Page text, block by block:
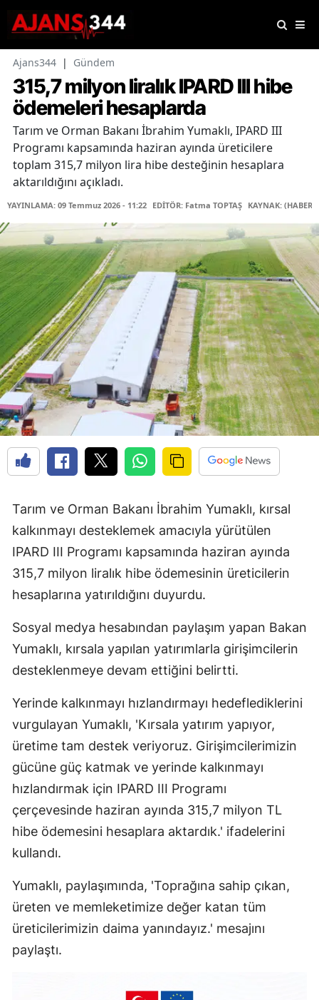
Ajans344 | Gündem
315,7 milyon liralık IPARD III hibe
ödemeleri hesaplarda
Tarım ve Orman Bakanı İbrahim Yumaklı, IPARD III
Programı kapsamında haziran ayında üreticilere
toplam 315,7 milyon lira hibe desteğinin hesaplara
aktarıldığını açıkladı.
YAYINLAMA: 09 Temmuz 2026 - 11:22 EDİTÖR: Fatma TOPTAŞ KAYNAK: (HABER
Tarım ve Orman Bakanı İbrahim Yumaklı, kırsal
kalkınmayı desteklemek amacıyla yürütülen
IPARD III Programı kapsamında haziran ayında
315,7 milyon liralık hibe ödemesinin üreticilerin
hesaplarına yatırıldığını duyurdu.
Sosyal medya hesabından paylaşım yapan Bakan
Yumaklı, kırsala yapılan yatırımlarla girişimcilerin
desteklenmeye devam ettiğini belirtti.
Yerinde kalkınmayı hızlandırmayı hedeflediklerini
vurgulayan Yumaklı, 'Kırsala yatırım yapıyor,
üretime tam destek veriyoruz. Girişimcilerimizin
gücüne güç katmak ve yerinde kalkınmayı
hızlandırmak için IPARD III Programı
çerçevesinde haziran ayında 315,7 milyon TL
hibe ödemesini hesaplara aktardık.' ifadelerini
kullandı.
Yumaklı, paylaşımında, 'Toprağına sahip çıkan,
üreten ve memleketimize değer katan tüm
üreticilerimizin daima yanındayız.' mesajını
paylaştı.